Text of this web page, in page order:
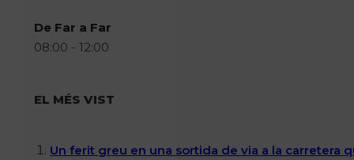
De Far a Far
08:00 - 12:00
EL MÉS VIST
Un ferit greu en una sortida de via a la carretera